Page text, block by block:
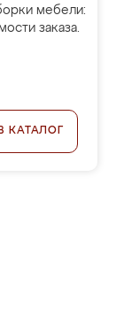
мебели:
заказа.
КАТАЛОГ